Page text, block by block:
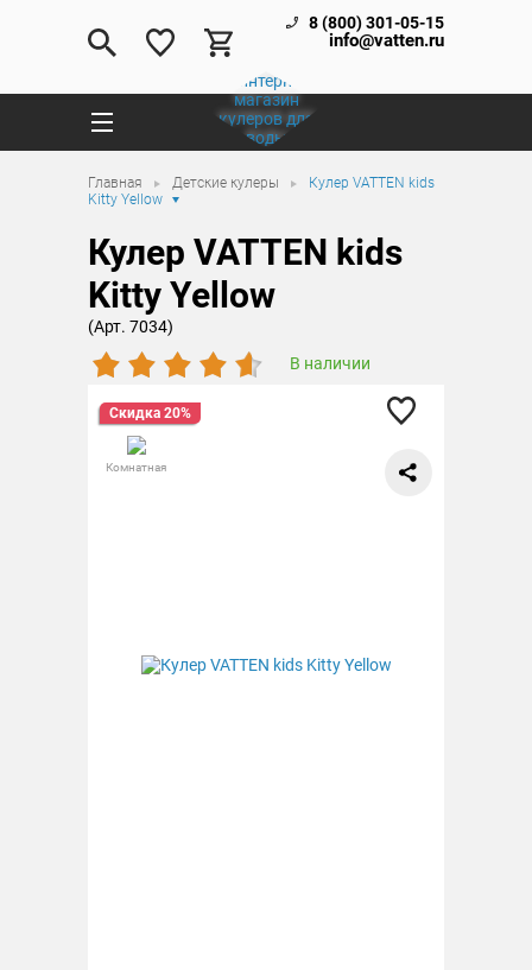
8 (800) 301-05-15
info@vatten.ru
Главная Детские кулеры
Кулер VATTEN kids
Kitty Yellow
Кулер VATTEN kids
Kitty Yellow
(Арт. 7034)
В наличии
Скидка 20%
Комнатная